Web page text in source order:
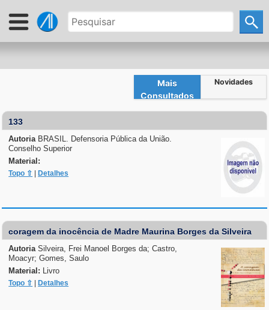
Mais
Consultados
Novidades
133
Autoria BRASIL. Defensoria Pública da União.
Conselho Superior
Material:
Topo ⇧ Detalhes
coragem da inocência de Madre Maurina Borges da Silveira
AutoriaSilveira, Frei Manoel Borges da; Castro,
Moacyr; Gomes, Saulo
Material:
Livro
Topo ⇧ Detalhes